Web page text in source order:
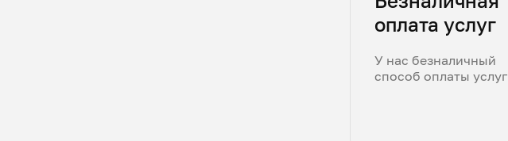
оплата услуг
У нас безналичный
способ оплаты услуг